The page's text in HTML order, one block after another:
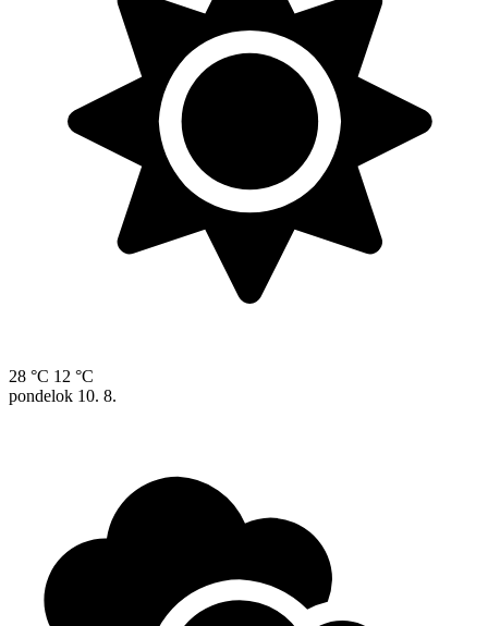
28 °C 12 °C
pondelok 10. 8.